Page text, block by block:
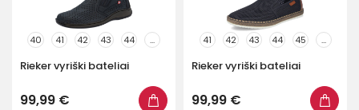
40 41 42 43 44 ...
Rieker vyriški bateliai
99,99 €
41 42 43 44 45 ...
Rieker vyriški bateliai
99,99 €